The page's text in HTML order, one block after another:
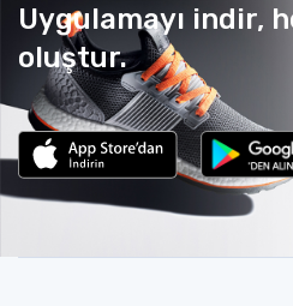
Uygulamayı indir,
oluştur.